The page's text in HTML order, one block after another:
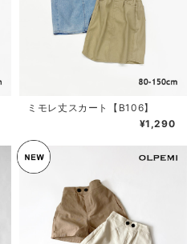
ミモレ丈スカート【B106】
¥1,290